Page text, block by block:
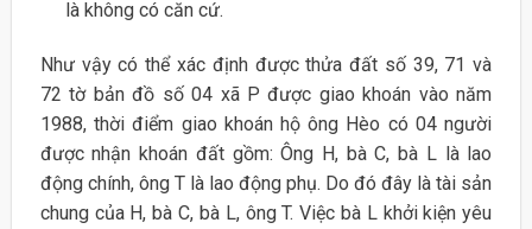
là không có căn cứ.
Như vậy có thể xác định được thửa đất số 39, 71 và
72 tờ bản đồ số 04 xã P được giao khoán vào năm
1988, thời điểm giao khoán hộ ông Hèo có 04 người
được nhận khoán đất gồm: Ông H, bà C, bà L là lao
động chính, ông T là lao động phụ. Do đó đây là tài sản
chung của H, bà C, bà L, ông T. Việc bà L khởi kiện yêu